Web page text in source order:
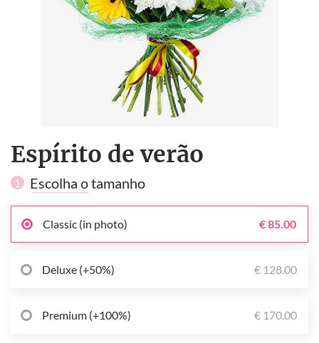
Espírito de verão
1 Escolha o tamanho
Classic (in photo) € 85.00
Deluxe (+50%) € 128.00
Premium (+100%) € 170.00